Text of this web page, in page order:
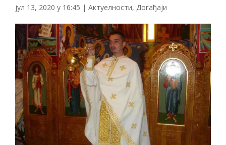
јул 13, 2020 у 16:45 | Актуелности, Догађаји